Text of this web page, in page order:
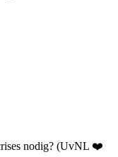
nodig? (UvNL ❤️